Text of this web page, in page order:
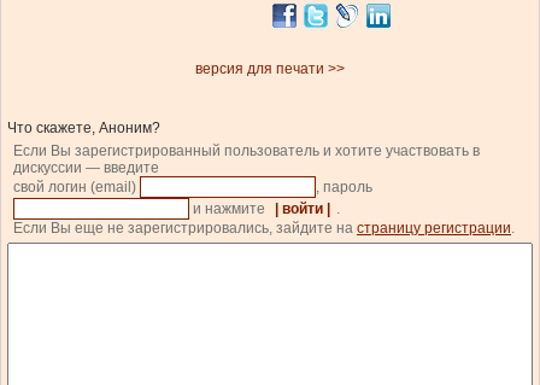
версия для печати >>
Что скажете, Аноним?
Если Вы зарегистрированный пользователь и хотите участвовать в
дискуссии — введите
свой логин (email)
, пароль
и нажмите
| войти |
.
Если Вы еще не зарегистрировались, зайдите на страницу регистрации.